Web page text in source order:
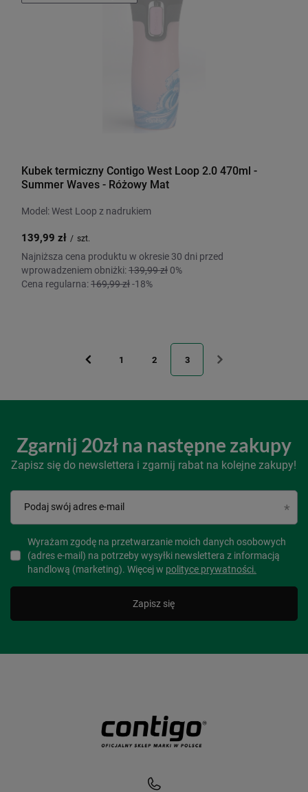
Kubek termiczny Contigo West Loop 2.0 470ml -
Summer Waves - Różowy Mat
Model: West Loop z nadrukiem
139,99 zł / szt.
Najniższa cena produktu w okresie 30 dni przed
wprowadzeniem obniżki:139,99 zł 0%
Cena regularna:169,99 zł-18%
1 2 3
Zgarnij 20zł na następne zakupy
Zapisz się do newslettera i zgarnij rabat na kolejne zakupy!
Podaj swój adres e-mail
Wyrażam zgodę na przetwarzanie moich danych osobowych
(adres e-mail) na potrzeby wysyłki newslettera z informacją
handlową (marketing). Więcej w polityce prywatności.
Zapisz się